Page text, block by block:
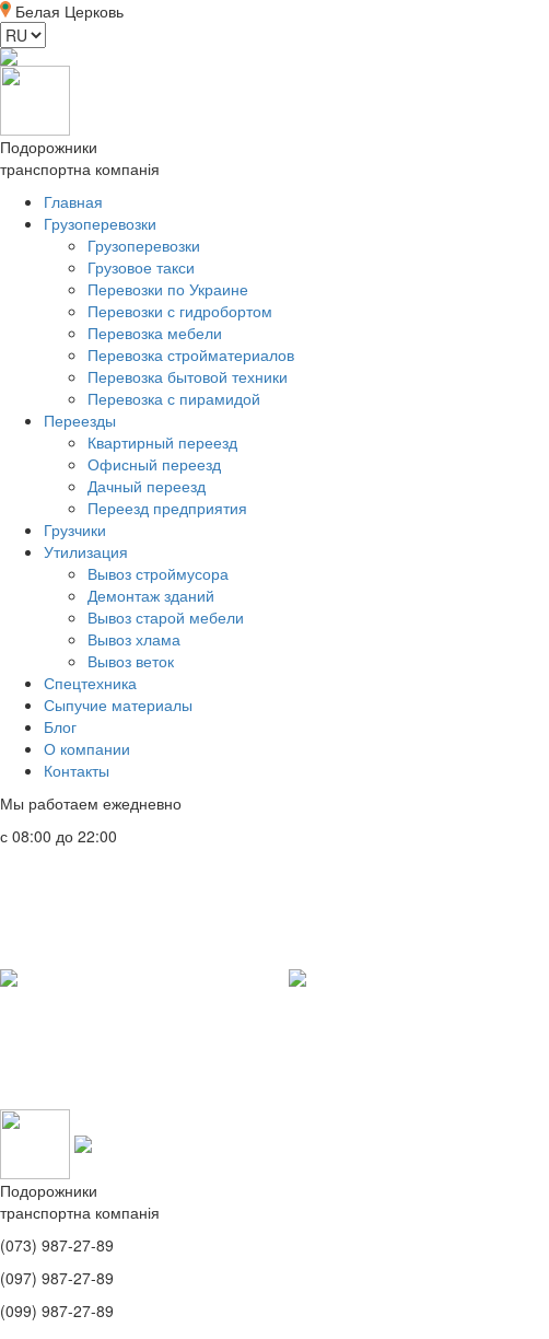
Белая Церковь
Подорожники
транспортна компанія
Главная
Грузоперевозки
Грузоперевозки
Грузовое такси
Перевозки по Украине
Перевозки с гидробортом
Перевозка мебели
Перевозка стройматериалов
Перевозка бытовой техники
Перевозка с пирамидой
Переезды
Квартирный переезд
Офисный переезд
Дачный переезд
Переезд предприятия
Грузчики
Утилизация
Вывоз строймусора
Демонтаж зданий
Вывоз старой мебели
Вывоз хлама
Вывоз веток
Спецтехника
Сыпучие материалы
Блог
О компании
Контакты
Мы работаем ежедневно
с 08:00 до 22:00
Подорожники
транспортна компанія
(073) 987-27-89
(097) 987-27-89
(099) 987-27-89